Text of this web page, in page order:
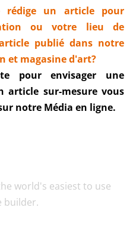
rédige un article pour
ou votre lieu de
publié dans notre
et magasine d'art?
pour envisager une
article sur-mesure vous
notre Média en ligne.
world's easiest to use
builder.